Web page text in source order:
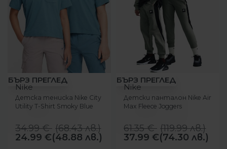
-29%
БЪРЗ ПРЕГЛЕД
Nike
Детска тениска Nike City
Utility T-Shirt Smoky Blue
34.99€ (68.43лв.)
24.99 €(48.88 лв.)
-38%
БЪРЗ ПРЕГЛЕД
Nike
Детски панталон Nike Air
Max Fleece Joggers
61.35€ (119.99лв.)
37.99 €(74.30 лв.)